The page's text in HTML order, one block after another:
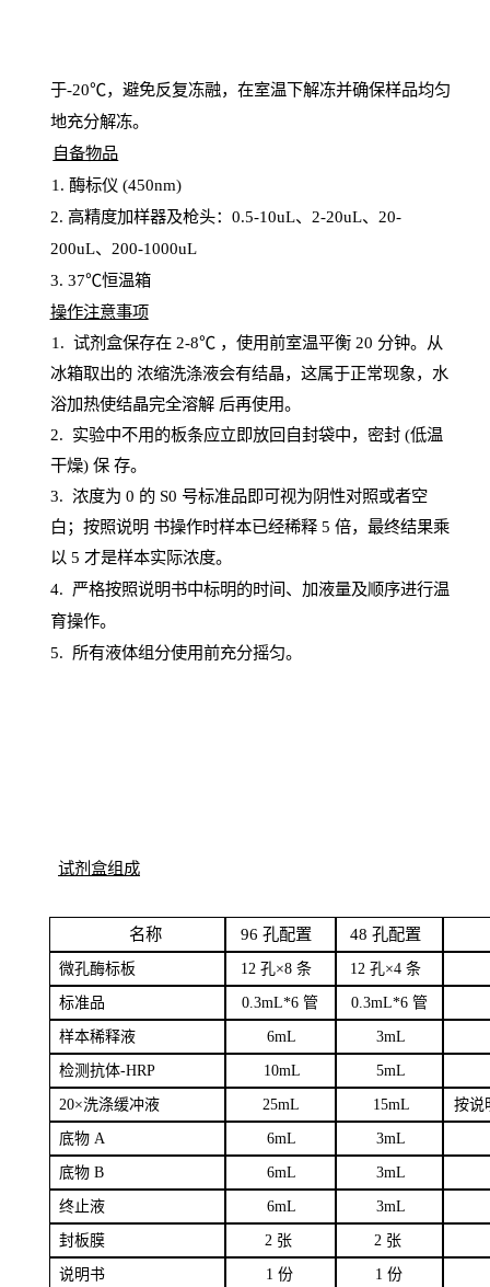
于-20℃，避免反复冻融，在室温下解冻并确保样品均匀
地充分解冻。
自备物品
1 . 酶标仪 (450nm)
2. 高精度加样器及枪头： 0.5-10uL、 2-20uL、 20-
200uL、 200-1000uL
3. 37℃恒温箱
操作注意事项
1. 试剂盒保存在 2-8℃ ，使用前室温平衡 20 分钟。从
冰箱取出的 浓缩洗涤液会有结晶，这属于正常现象，水
浴加热使结晶完全溶解 后再使用。
2. 实验中不用的板条应立即放回自封袋中，密封(低温
干燥) 保 存。
3. 浓度为 0 的 S0 号标准品即可视为阴性对照或者空
白；按照说明 书操作时样本已经稀释5 倍，最终结果乘
以 5 才是样本实际浓度。
4. 严格按照说明书中标明的时间、加液量及顺序进行温
育操作。
5. 所有液体组分使用前充分摇匀。
试剂盒组成
名称 96 孔配置 48 孔配置
微孔酶标板 12 孔×8 条 12 孔×4 条
标准品 0.3mL*6 管 0.3mL*6 管
样本稀释液 6mL 3mL
检测抗体-HRP 10mL 5mL
20×洗涤缓冲液 25mL 15mL 按说
底物A 6mL 3mL
底物B 6mL 3mL
终止液 6mL 3mL
封板膜 2 张 2 张
说明书 1 份 1 份